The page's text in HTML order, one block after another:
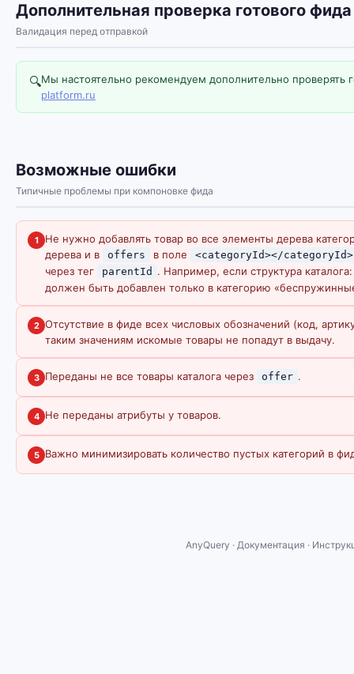
Дополнительная проверка готового фида
Валидация перед отправкой
🔍Мы настоятельно рекомендуем дополнительно проверять
platform.ru
Возможные ошибки
Типичные проблемы при компоновке фида
1
Не нужно добавлять товар во все элементы дерева
дерева и в
offers в поле <categoryId></categoryId>
через тег parentId . Например, если структура
должен быть добавлен только в категорию
2 Отсутствие в фиде всех числовых обозначений (код,
таким значениям искомые товары не попадут в выдачу.
3 Переданы не все товары каталога через offer .
4 Не переданы атрибуты у товаров.
5 Важно минимизировать количество пустых категорий в
AnyQuery · Документация ·